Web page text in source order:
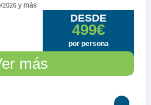
DESDE
499€
por persona
2026 y más
más